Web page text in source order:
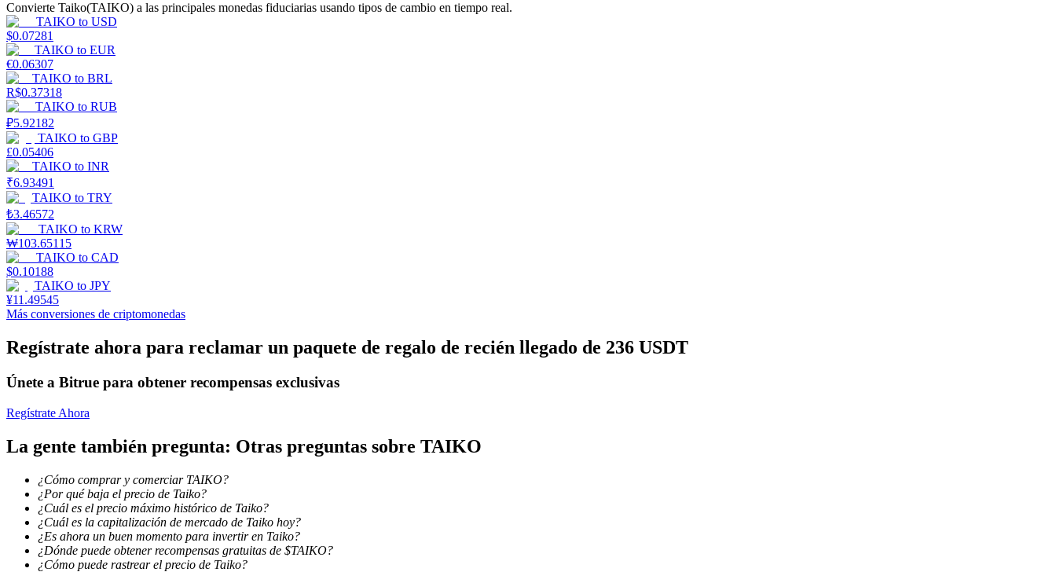
Guía de inicio de futuros
Estrategias comerciales
Aprenda cómo mantenerse rentable
Power Piggy
Gana recompensas competitivas diariamente
Convierte Taiko(TAIKO) a las principales monedas fiduciarias usando tipos de cambio en tiempo real.
TAIKO to USD
$0.07281
TAIKO to EUR
€0.06307
TAIKO to BRL
R$0.37318
TAIKO to RUB
₽5.92182
TAIKO to GBP
£0.05406
TAIKO to INR
₹6.93491
TAIKO to TRY
₺3.46572
TAIKO to KRW
₩103.65115
TAIKO to CAD
$0.10188
TAIKO to JPY
¥11.49545
Más conversiones de criptomonedas
Regístrate ahora para reclamar un paquete de regalo de recién llegado de 236 USDT
Únete a Bitrue para obtener recompensas exclusivas
Regístrate Ahora
La gente también pregunta: Otras preguntas sobre TAIKO
¿Cómo comprar y comerciar TAIKO?
¿Por qué baja el precio de Taiko?
¿Cuál es el precio máximo histórico de Taiko?
¿Cuál es la capitalización de mercado de Taiko hoy?
¿Es ahora un buen momento para invertir en Taiko?
¿Dónde puede obtener recompensas gratuitas de $TAIKO?
¿Cómo puede rastrear el precio de Taiko?